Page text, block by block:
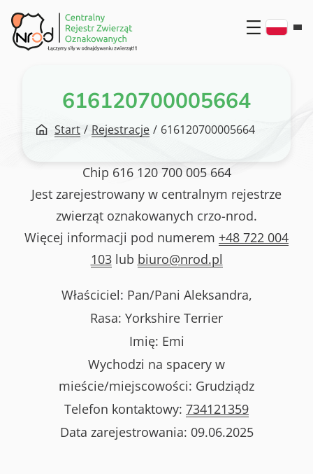
Przejdź
do
treści
616120700005664
Start / Rejestracje / 616120700005664
Chip 616 120 700 005 664
Jest zarejestrowany w centralnym rejestrze
zwierząt oznakowanych crzo-nrod.
Więcej informacji pod numerem +48 722 004
103lub biuro@nrod.pl
Właściciel: Pan/Pani Aleksandra,
Rasa: Yorkshire Terrier
Imię: Emi
Wychodzi na spacery w
mieście/miejscowości: Grudziądz
Telefon kontaktowy: 734121359
Data zarejestrowania: 09.06.2025